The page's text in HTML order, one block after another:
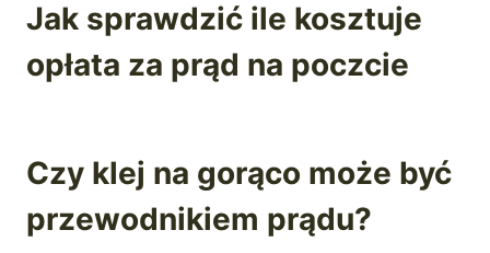
Jak sprawdzić ile kosztuje
opłata za prąd na poczcie
Czy klej na gorąco może być
przewodnikiem prądu?